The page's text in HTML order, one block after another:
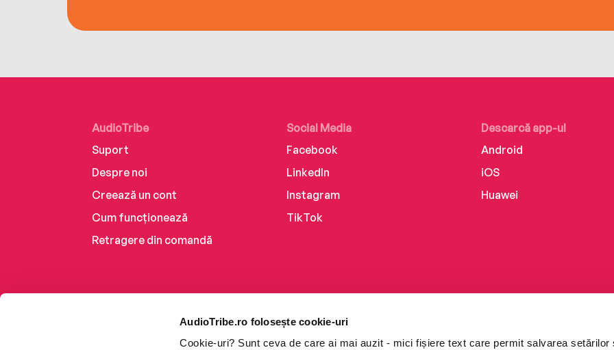
AudioTribe.ro folosește cookie-uri
Cookie-uri? Sunt ceva de care ai mai auzit - mici fișiere text care permit salvarea setărilor
AudioTribe
Suport
Despre noi
Creează un cont
Cum funcționează
Retragere din comandă
Social Media
Facebook
LinkedIn
Instagram
TikTok
Descarcă app-ul
Android
iOS
Huawei